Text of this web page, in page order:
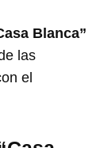
Blanca”
las
el